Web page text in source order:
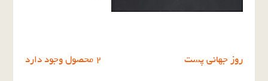
روز جهانی پست 2 محصول وجود دارد